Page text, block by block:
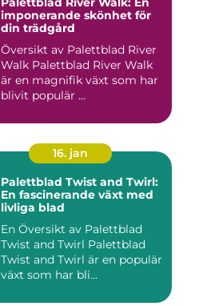
imponerande skönhet för
din trädgård
Översikt av Palettblad River
Walk Palettblad River Walk
är en magnifik växt som har
blivit populär ...
16. jan
Palettblad Twist and Twirl:
En fascinerande växt med
livliga blad
En Översikt av Palettblad
Twist and Twirl Palettblad
Twist and Twirl är en populär
växt som har bli...